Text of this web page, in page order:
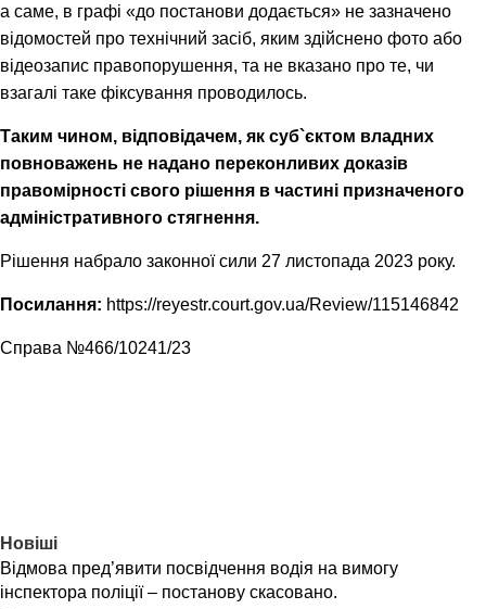
а саме, в графі «до постанови додається» не зазначено
відомостей про технічний засіб, яким здійснено фото або
відеозапис правопорушення, та не вказано про те, чи
взагалі таке фіксування проводилось.
Таким чином, відповідачем, як суб`єктом владних
повноважень не надано переконливих доказів
правомірності свого рішення в частині призначеного
адміністративного стягнення.
Рішення набрало законної сили 27 листопада 2023 року.
Посилання: https://reyestr.court.gov.ua/Review/115146842
Справа №466/10241/23
Новіші
Відмова пред’явити посвідчення водія на вимогу
інспектора поліції – постанову скасовано.